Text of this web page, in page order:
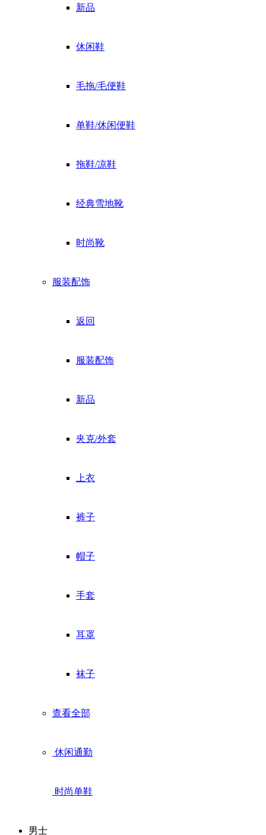
新品
休闲鞋
毛拖/毛便鞋
单鞋/休闲便鞋
拖鞋/凉鞋
经典雪地靴
时尚靴
服装配饰
返回
服装配饰
新品
夹克/外套
上衣
裤子
帽子
手套
耳罩
袜子
查看全部
休闲通勤
时尚单鞋
男士